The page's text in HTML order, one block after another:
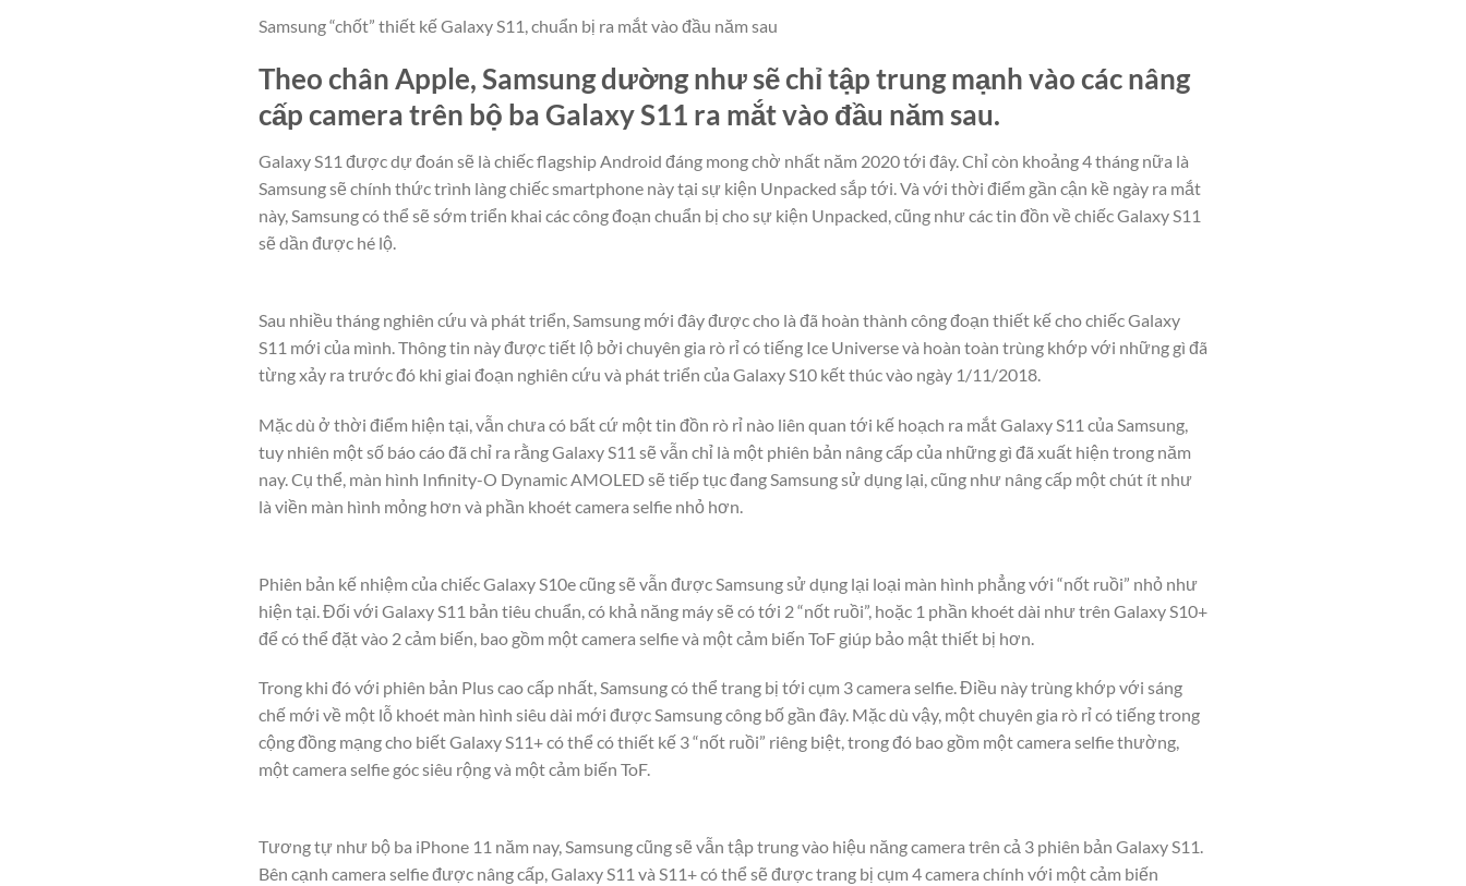
Samsung “chốt” thiết kế Galaxy S11, chuẩn bị ra mắt vào đầu năm sau
Theo chân Apple, Samsung dường như sẽ chỉ tập trung mạnh vào các nâng
cấp camera trên bộ ba Galaxy S11 ra mắt vào đầu năm sau.
Galaxy S11 được dự đoán sẽ là chiếc flagship Android đáng mong chờ nhất năm 2020 tới đây. Chỉ còn khoảng 4 tháng nữa là
Samsung sẽ chính thức trình làng chiếc smartphone này tại sự kiện Unpacked sắp tới. Và với thời điểm gần cận kề ngày ra mắt
này, Samsung có thể sẽ sớm triển khai các công đoạn chuẩn bị cho sự kiện Unpacked, cũng như các tin đồn về chiếc Galaxy S11
sẽ dần được hé lộ.
Sau nhiều tháng nghiên cứu và phát triển, Samsung mới đây được cho là đã hoàn thành công đoạn thiết kế cho chiếc Galaxy
S11 mới của mình. Thông tin này được tiết lộ bởi chuyên gia rò rỉ có tiếng Ice Universe và hoàn toàn trùng khớp với những gì đã
từng xảy ra trước đó khi giai đoạn nghiên cứu và phát triển của Galaxy S10 kết thúc vào ngày 1/11/2018.
Mặc dù ở thời điểm hiện tại, vẫn chưa có bất cứ một tin đồn rò rỉ nào liên quan tới kế hoạch ra mắt Galaxy S11 của Samsung,
tuy nhiên một số báo cáo đã chỉ ra rằng Galaxy S11 sẽ vẫn chỉ là một phiên bản nâng cấp của những gì đã xuất hiện trong năm
nay. Cụ thể, màn hình Infinity-O Dynamic AMOLED sẽ tiếp tục đang Samsung sử dụng lại, cũng như nâng cấp một chút ít như
là viền màn hình mỏng hơn và phần khoét camera selfie nhỏ hơn.
Phiên bản kế nhiệm của chiếc Galaxy S10e cũng sẽ vẫn được Samsung sử dụng lại loại màn hình phẳng với “nốt ruồi” nhỏ như
hiện tại. Đối với Galaxy S11 bản tiêu chuẩn, có khả năng máy sẽ có tới 2 “nốt ruồi”, hoặc 1 phần khoét dài như trên Galaxy S10+
để có thể đặt vào 2 cảm biến, bao gồm một camera selfie và một cảm biến ToF giúp bảo mật thiết bị hơn.
Trong khi đó với phiên bản Plus cao cấp nhất, Samsung có thể trang bị tới cụm 3 camera selfie. Điều này trùng khớp với sáng
chế mới về một lỗ khoét màn hình siêu dài mới được Samsung công bố gần đây. Mặc dù vậy, một chuyên gia rò rỉ có tiếng trong
cộng đồng mạng cho biết Galaxy S11+ có thể có thiết kế 3 “nốt ruồi” riêng biệt, trong đó bao gồm một camera selfie thường,
một camera selfie góc siêu rộng và một cảm biến ToF.
Tương tự như bộ ba iPhone 11 năm nay, Samsung cũng sẽ vẫn tập trung vào hiệu năng camera trên cả 3 phiên bản Galaxy S11.
Bên cạnh camera selfie được nâng cấp, Galaxy S11 và S11+ có thể sẽ được trang bị cụm 4 camera chính với một cảm biến